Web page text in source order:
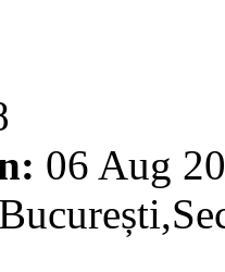
06 Aug